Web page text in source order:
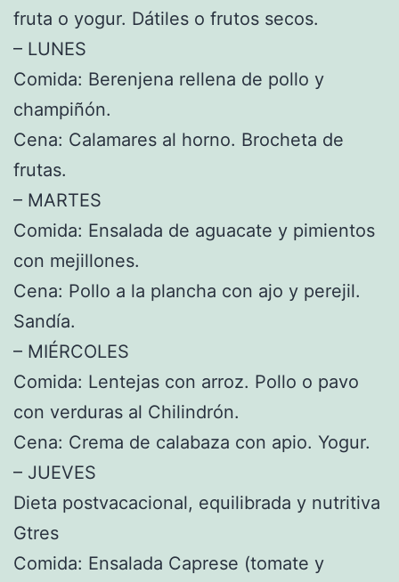
fruta o yogur. Dátiles o frutos secos.
– LUNES
Comida: Berenjena rellena de pollo y
champiñón.
Cena: Calamares al horno. Brocheta de
frutas.
– MARTES
Comida: Ensalada de aguacate y pimientos
con mejillones.
Cena: Pollo a la plancha con ajo y perejil.
Sandía.
– MIÉRCOLES
Comida: Lentejas con arroz. Pollo o pavo
con verduras al Chilindrón.
Cena: Crema de calabaza con apio. Yogur.
– JUEVES
Dieta postvacacional, equilibrada y nutritiva
Gtres
Comida: Ensalada Caprese (tomate y